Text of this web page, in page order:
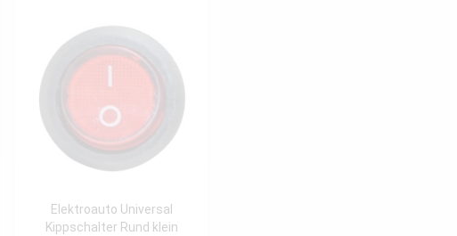
Elektroauto Universal
Kippschalter Rund klein